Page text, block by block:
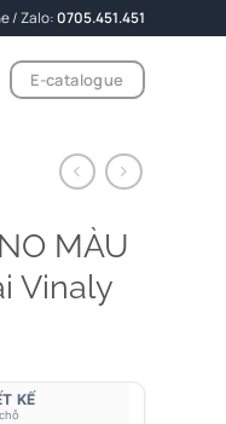
/ Zalo:0705.451.451
E-catalogue
MÀU
Vinaly
KẾ